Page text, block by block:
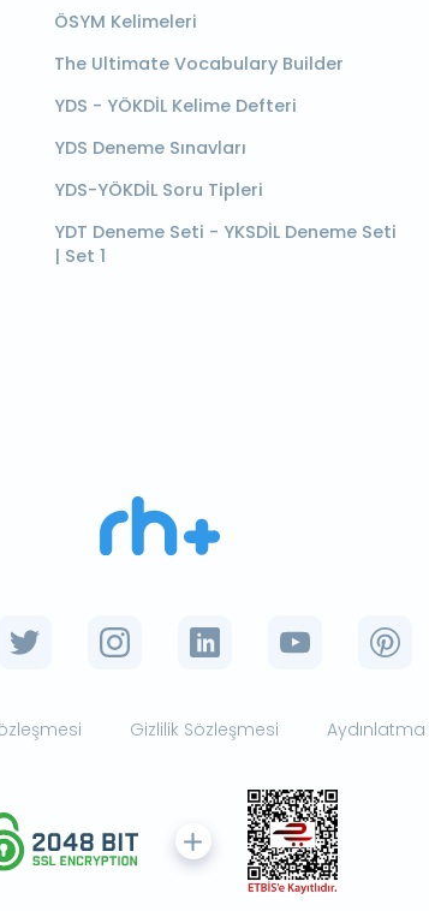
ÖSYM Kelimeleri
The Ultimate Vocabulary Builder
YDS - YÖKDİL Kelime Defteri
YDS Deneme Sınavları
YDS-YÖKDİL Soru Tipleri
YDT Deneme Seti - YKSDİL Deneme Seti
| Set 1
Gizlilik Sözleşmesi